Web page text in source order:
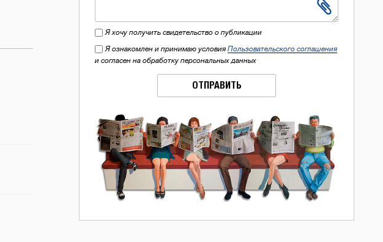
Я хочу получить свидетельство о публикации
Я ознакомлен и принимаю условия Пользовательского соглашения
и согласен на обработку персональных данных
ОТПРАВИТЬ